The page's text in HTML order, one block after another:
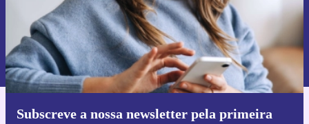
Subscreve a nossa newsletter pela primeira
Pedir voucher
Informações sobre o uso de dados pessoais podem ser encontrados na
nossa
Política de Privacidade.
Faz o download da app refurbed